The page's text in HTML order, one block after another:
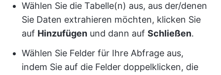
Wählen Sie die Tabelle(n) aus, aus der/denen
Sie Daten extrahieren möchten, klicken Sie
auf Hinzufügen und dann auf Schließen.
Wählen Sie Felder für Ihre Abfrage aus,
indem Sie auf die Felder doppelklicken, die